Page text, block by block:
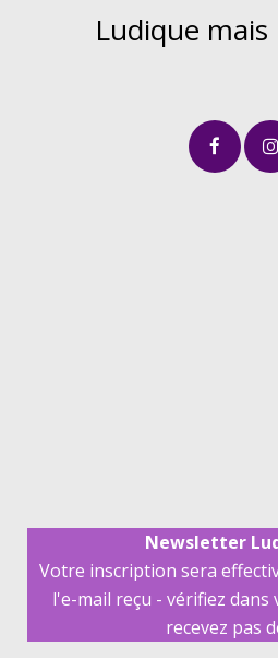
Ludique mais
Newsletter
Votre inscription sera
l'e-mail reçu - vérifiez dans
recevez pas